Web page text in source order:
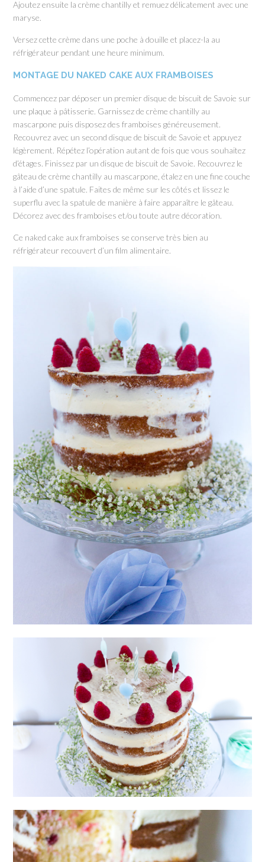
Ajoutez ensuite la crème chantilly et remuez délicatement avec une
maryse.
Versez cette crème dans une poche à douille et placez-la au
réfrigérateur pendant une heure minimum.
MONTAGE DU NAKED CAKE AUX FRAMBOISES
Commencez par déposer un premier disque de biscuit de Savoie sur
une plaque à pâtisserie. Garnissez de crème chantilly au
mascarpone puis disposez des framboises généreusement.
Recouvrez avec un second disque de biscuit de Savoie et appuyez
légèrement. Répétez l’opération autant de fois que vous souhaitez
d’étages. Finissez par un disque de biscuit de Savoie. Recouvrez le
gâteau de crème chantilly au mascarpone, étalez en une fine couche
à l’aide d’une spatule. Faites de même sur les côtés et lissez le
superflu avec la spatule de manière à faire apparaître le gâteau.
Décorez avec des framboises et/ou toute autre décoration.
Ce naked cake aux framboises se conserve très bien au
réfrigérateur recouvert d’un film alimentaire.